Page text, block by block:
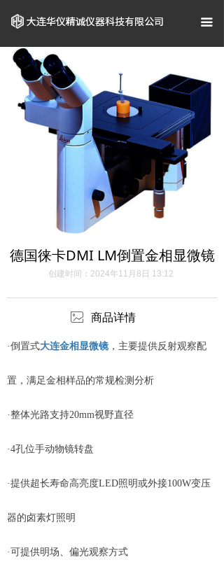
끀
首页
关于我们
企业资质
产品中心
德国徕卡DMI LM倒置金相显微镜
创建时间： 2024年11月8日 13:12
商品详情
·倒置式大连金相显微镜 ，主要提供反射观察配
置，满足金相样品的常规检测分析
·整体光路支持20mm视野直径
·4孔位手动物镜转盘
·提供超长寿命高亮度LED照明或外接100W变压
器的卤素灯照明
·可提供明场、偏光观察方式
ꂈ